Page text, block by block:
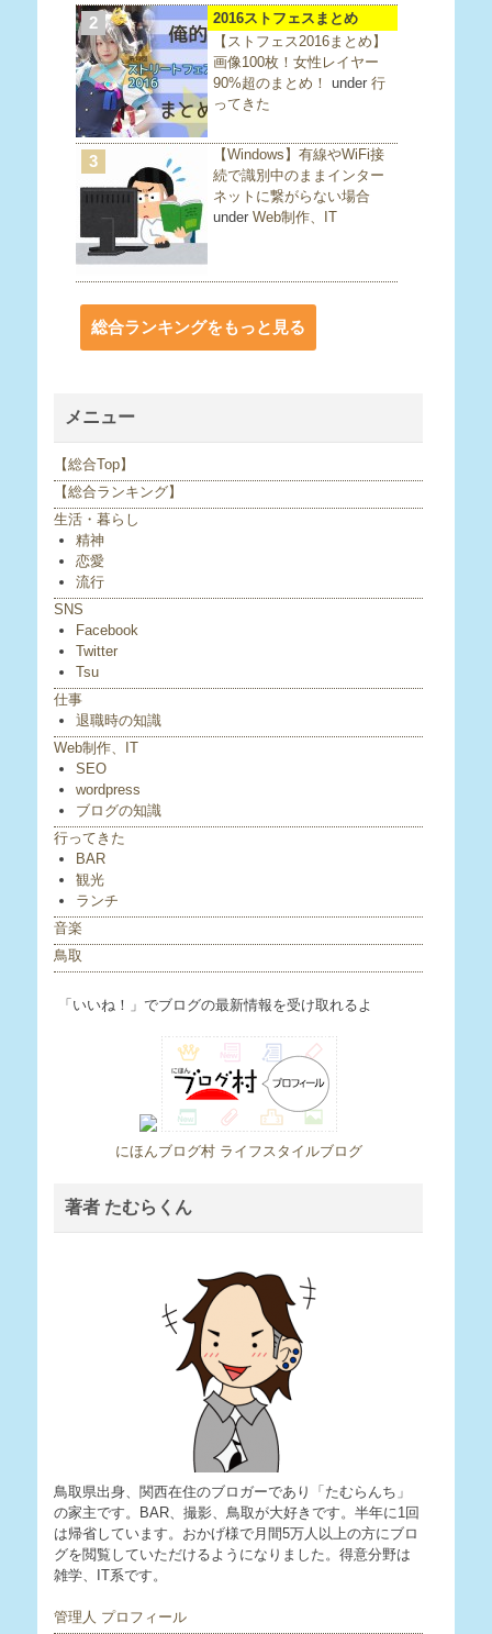
2
2016ストフェスまとめ
【ストフェス2016まとめ】
画像100枚！女性レイヤー
90%超のまとめ！ under 行
ってきた
3
【Windows】有線やWiFi接
続で識別中のままインター
ネットに繋がらない場合
under Web制作、IT
総合ランキングをもっと見る
メニュー
【総合Top】
【総合ランキング】
生活・暮らし
精神
恋愛
流行
SNS
Facebook
Twitter
Tsu
仕事
退職時の知識
Web制作、IT
SEO
wordpress
ブログの知識
行ってきた
BAR
観光
ランチ
音楽
鳥取
「いいね！」でブログの最新情報を受け取れるよ
にほんブログ村 ライフスタイルブログ
著者 たむらくん
鳥取県出身、関西在住のブロガーであり「たむらんち」
の家主です。BAR、撮影、鳥取が大好きです。半年に1回
は帰省しています。おかげ様で月間5万人以上の方にブロ
グを閲覧していただけるようになりました。得意分野は
雑学、IT系です。
管理人 プロフィール